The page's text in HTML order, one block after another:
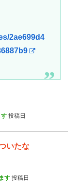
2ae699d4
投稿日
いたな
す 投稿日